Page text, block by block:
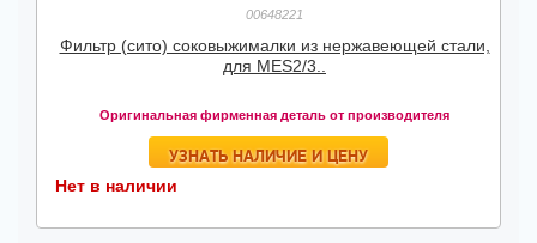
00648221
Фильтр (сито) соковыжималки из нержавеющей стали,
для MES2/3..
Оригинальная фирменная деталь от производителя
УЗНАТЬ НАЛИЧИЕ И ЦЕНУ
Нет в наличии